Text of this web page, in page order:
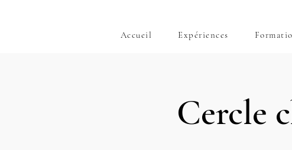
Accueil Expériences
Cercle